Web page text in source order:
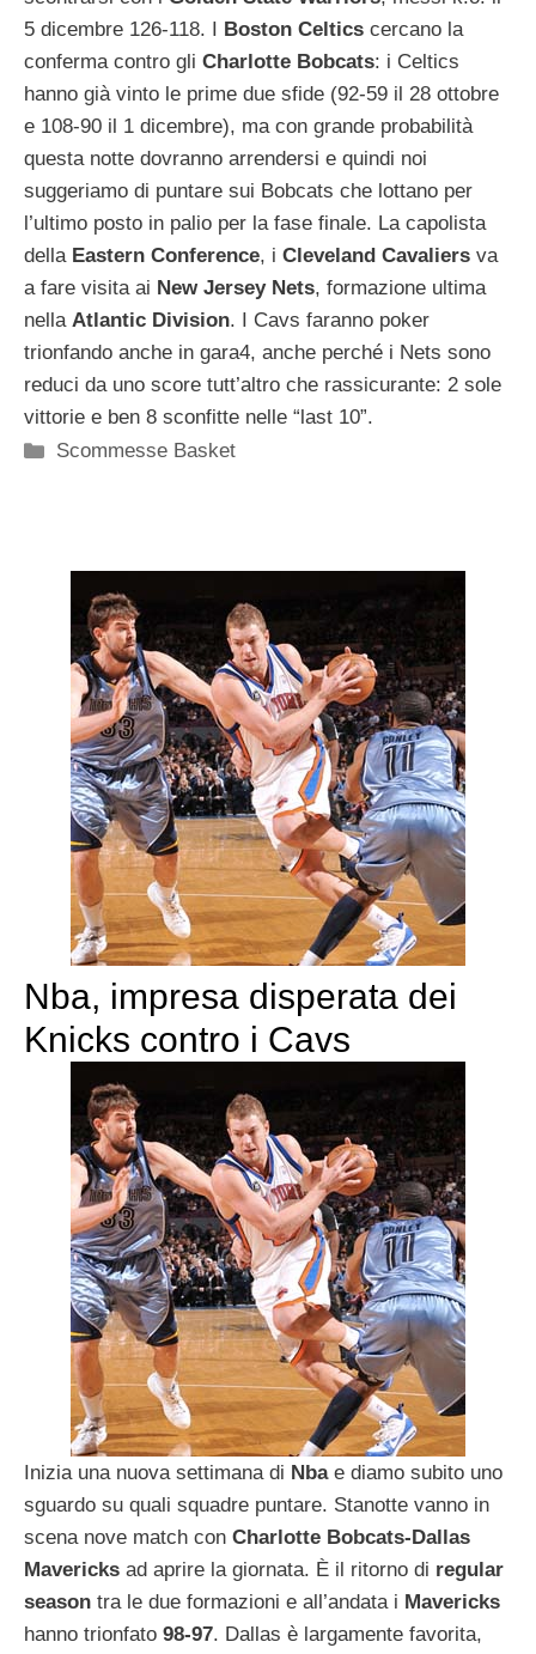
5 dicembre 126-118. I
Boston Celtics cercano la
conferma contro gli Charlotte Bobcats: i Celtics
hanno già vinto le prime due sfide (92-59 il 28 ottobre
e 108-90 il 1 dicembre), ma con grande probabilità
questa notte dovranno arrendersi e quindi noi
suggeriamo di puntare sui Bobcats che lottano per
l’ultimo posto in palio per la fase finale. La capolista
della Eastern Conference, i Cleveland Cavaliers va
a fare visita ai New Jersey Nets, formazione ultima
nella Atlantic Division. I Cavs faranno poker
trionfando anche in gara4, anche perché i Nets sono
reduci da uno score tutt’altro che rassicurante: 2 sole
vittorie e ben 8 sconfitte nelle “last 10”.
Categorie
Scommesse Basket
Nba, impresa disperata dei
Knicks contro i Cavs
Inizia una nuova settimana di Nbae diamo subito uno
sguardo su quali squadre puntare. Stanotte vanno in
scena nove match con Charlotte Bobcats-Dallas
Mavericks ad aprire la giornata. È il ritorno di regular
season tra le due formazioni e all’andata i Mavericks
hanno trionfato 98-97. Dallas è largamente favorita,